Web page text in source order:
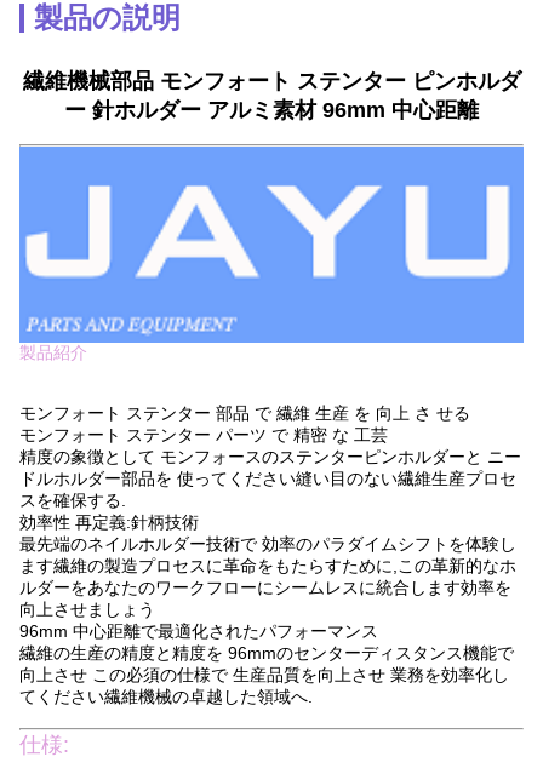
製品の説明
繊維機械部品 モンフォート ステンター ピンホルダ
ー 針ホルダー アルミ素材 96mm 中心距離
製品紹介
モンフォート ステンター 部品 で 繊維 生産 を 向上 さ せる
モンフォート ステンター パーツ で 精密 な 工芸
精度の象徴として モンフォースのステンターピンホルダーと ニー
ドルホルダー部品を 使ってください縫い目のない繊維生産プロセ
スを確保する.
効率性 再定義:針柄技術
最先端のネイルホルダー技術で 効率のパラダイムシフトを体験し
ます繊維の製造プロセスに革命をもたらすために,この革新的なホ
ルダーをあなたのワークフローにシームレスに統合します効率を
向上させましょう
96mm 中心距離で最適化されたパフォーマンス
繊維の生産の精度と精度を 96mmのセンターディスタンス機能で
向上させ この必須の仕様で 生産品質を向上させ 業務を効率化し
てください繊維機械の卓越した領域へ.
仕様: